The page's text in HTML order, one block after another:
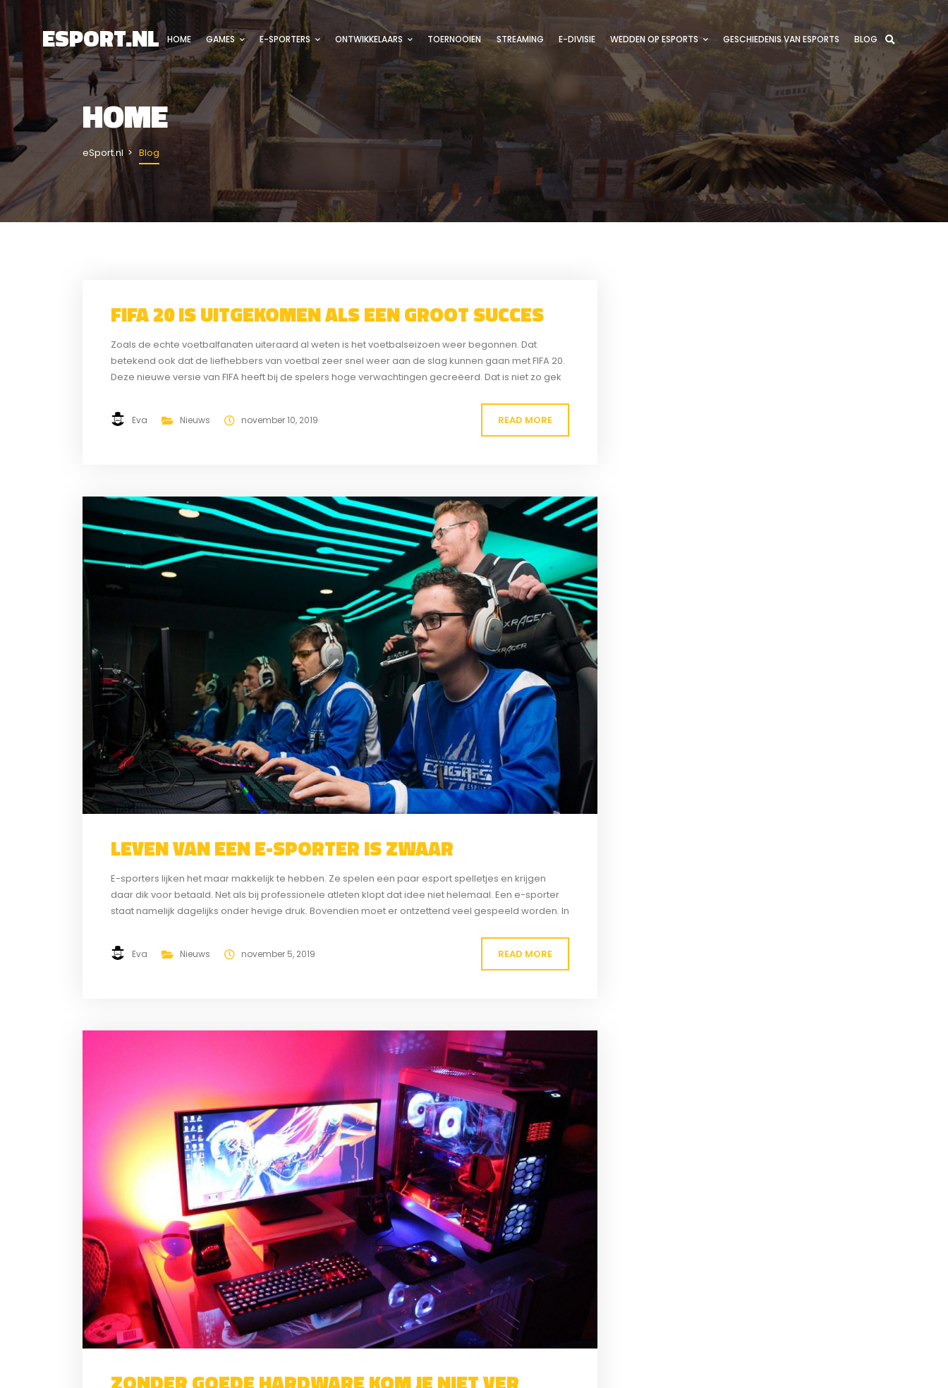
ESPORT.NL HOME GAMES E-SPORTERS ONTWIKKELAARS TOERNOOIEN STREAMING E-DIVISIE WEDDEN OP ESPORTS GESCHIEDENIS VAN ESPORTS BLOG
HOME
eSport.nl Blog
FIFA 20 IS UITGEKOMEN ALS EEN GROOT SUCCES
Zoals de echte voetbalfanaten uiteraard al weten is het voetbalseizoen weer begonnen. Dat
betekend ook dat de liefhebbers van voetbal zeer snel weer aan de slag kunnen gaan met FIFA 20.
Deze nieuwe versie van FIFA heeft bij de spelers hoge verwachtingen gecreëerd. Dat is niet zo gek
Eva Nieuws november 10, 2019 READ MORE
LEVEN VAN EEN E-SPORTER IS ZWAAR
E-sporters lijken het maar makkelijk te hebben. Ze spelen een paar esport spelletjes en krijgen
daar dik voor betaald. Net als bij professionele atleten klopt dat idee niet helemaal. Een e-sporter
staat namelijk dagelijks onder hevige druk. Bovendien moet er ontzettend veel gespeeld worden. In
Eva Nieuws november 5, 2019 READ MORE